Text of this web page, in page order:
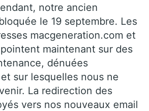
notre ancien
le 19 septembre. Les
macgeneration.com et
maintenant sur des
dénuées
sur lesquelles nous ne
La redirection des
vers nos nouveaux email